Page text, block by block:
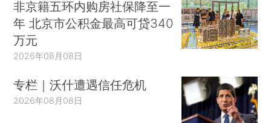
非京籍五环内购房社保降至一
年 北京市公积金最高可贷340
万元
2026年08月08日
专栏｜沃什遭遇信任危机
2026年08月08日